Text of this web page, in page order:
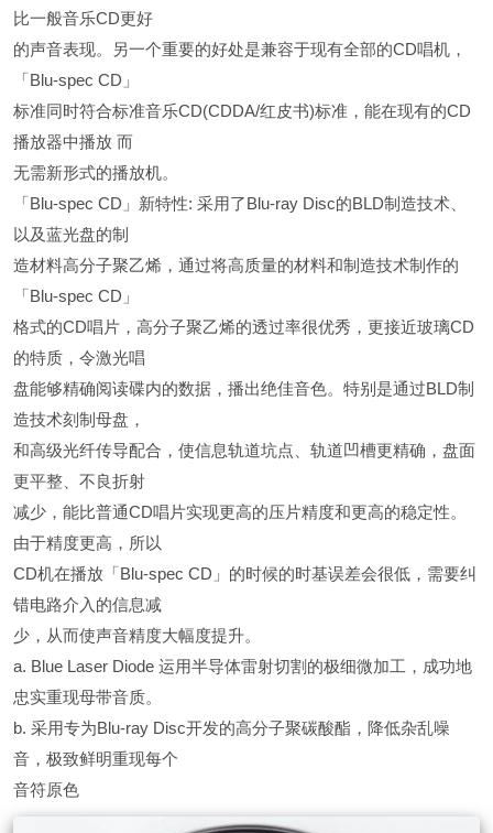
比一般音乐CD更好
的声音表现。另一个重要的好处是兼容于现有全部的CD唱机，
「Blu-spec CD」
标准同时符合标准音乐CD(CDDA/红皮书)标准，能在现有的CD
播放器中播放 而
无需新形式的播放机。
「Blu-spec CD」新特性: 采用了Blu-ray Disc的BLD制造技术、
以及蓝光盘的制
造材料高分子聚乙烯，通过将高质量的材料和制造技术制作的
「Blu-spec CD」
格式的CD唱片，高分子聚乙烯的透过率很优秀，更接近玻璃CD
的特质，令激光唱
盘能够精确阅读碟内的数据，播出绝佳音色。特别是通过BLD制
造技术刻制母盘，
和高级光纤传导配合，使信息轨道坑点、轨道凹槽更精确，盘面
更平整、不良折射
减少，能比普通CD唱片实现更高的压片精度和更高的稳定性。
由于精度更高，所以
CD机在播放「Blu-spec CD」的时候的时基误差会很低，需要纠
错电路介入的信息减
少，从而使声音精度大幅度提升。
a. Blue Laser Diode 运用半导体雷射切割的极细微加工，成功地
忠实重现母带音质。
b. 采用专为Blu-ray Disc开发的高分子聚碳酸酯，降低杂乱噪
音，极致鲜明重现每个
音符原色